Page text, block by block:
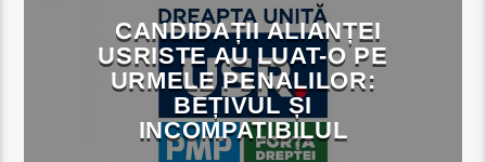
CANDIDAȚII ALIANȚEI
USRISTE AU LUAT-O PE
URMELE PENALILOR:
BEȚIVUL ȘI
INCOMPATIBILUL